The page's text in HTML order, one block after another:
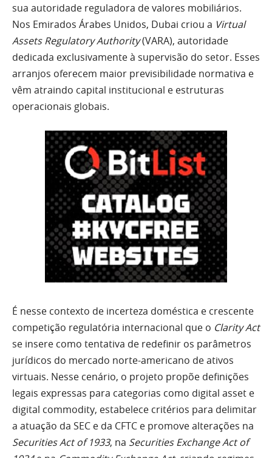
sua autoridade reguladora de valores mobiliários.
Nos Emirados Árabes Unidos, Dubai criou a Virtual
Assets Regulatory Authority(VARA), autoridade
dedicada exclusivamente à supervisão do setor. Esses
arranjos oferecem maior previsibilidade normativa e
vêm atraindo capital institucional e estruturas
operacionais globais.
É nesse contexto de incerteza doméstica e crescente
competição regulatória internacional que o Clarity Act
se insere como tentativa de redefinir os parâmetros
jurídicos do mercado norte-americano de ativos
virtuais. Nesse cenário, o projeto propõe definições
legais expressas para categorias como digital asset e
digital commodity, estabelece critérios para delimitar
a atuação da SEC e da CFTC e promove alterações na
Securities Act of 1933, na Securities Exchange Act of